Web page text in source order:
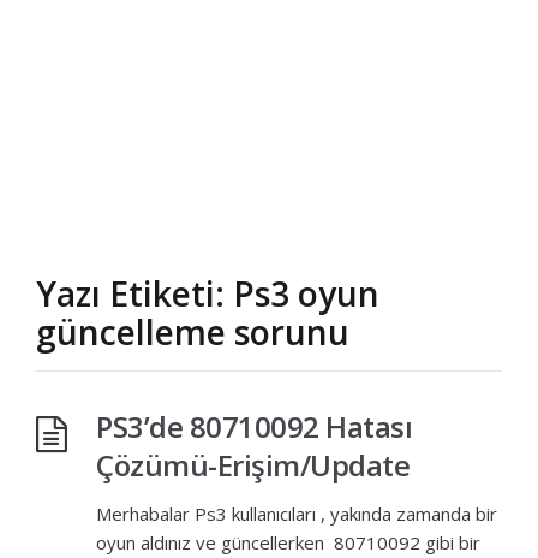
Yazı Etiketi: Ps3 oyun
güncelleme sorunu
PS3’de 80710092 Hatası
Çözümü-Erişim/Update
Merhabalar Ps3 kullanıcıları , yakında zamanda bir
oyun aldınız ve güncellerken 80710092 gibi bir